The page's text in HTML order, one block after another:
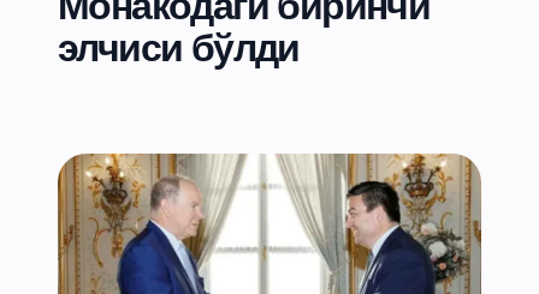
элчиси бўлди